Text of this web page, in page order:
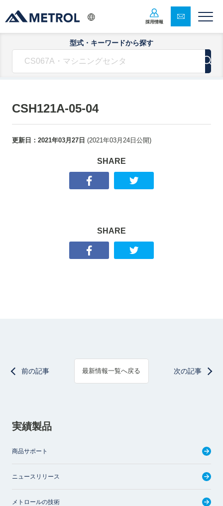
採用情報
型式・キーワードから探す
CSH121A-05-04
更新日： 2021年03月27日 (2021年03月24日 公開)
SHARE
SHARE
前の記事 最新情報一覧へ戻る 次の記事
実績製品
商品サポート
ニュースリリース
メトロールの技術